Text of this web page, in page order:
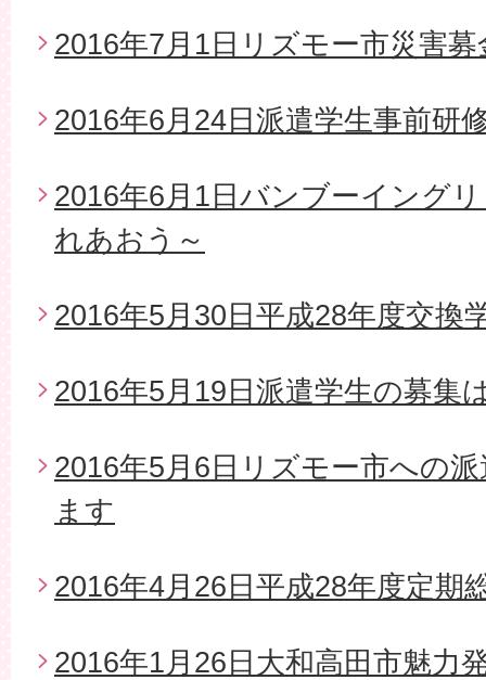
2016年7月1日リズモー市災害
2016年6月24日派遣学生事前研
2016年6月1日バンブーイング
れあおう～
2016年5月30日平成28年度交換
2016年5月19日派遣学生の募集
2016年5月6日リズモー市への
ます
2016年4月26日平成28年度定期
2016年1月26日大和高田市魅力